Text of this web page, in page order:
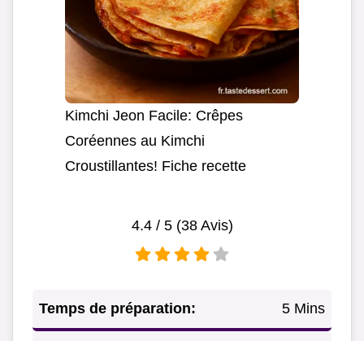
Kimchi Jeon Facile: Crêpes
Coréennes au Kimchi
Croustillantes! Fiche recette
4.4/ 5 (38Avis)
Temps de préparation: 5 Mins